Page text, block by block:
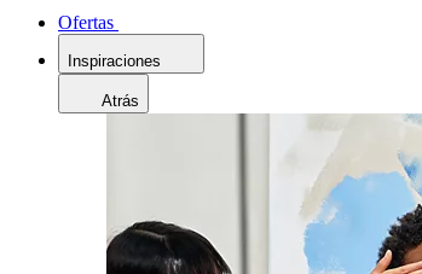
Ofertas
Inspiraciones
Atrás